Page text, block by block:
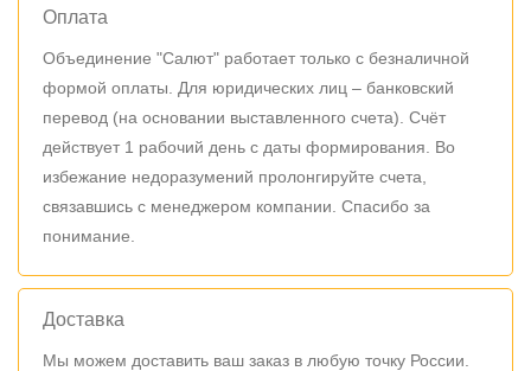
Оплата
Объединение "Салют" работает только с безналичной
формой оплаты. Для юридических лиц – банковский
перевод (на основании выставленного счета). Счёт
действует 1 рабочий день с даты формирования. Во
избежание недоразумений пролонгируйте счета,
связавшись с менеджером компании. Спасибо за
понимание.
Доставка
Мы можем доставить ваш заказ в любую точку России.